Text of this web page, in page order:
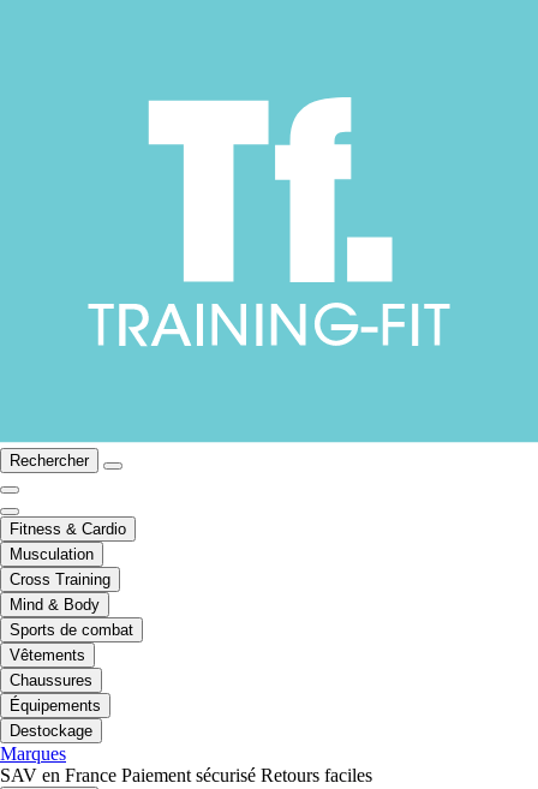
Rechercher
Fitness & Cardio
Musculation
Cross Training
Mind & Body
Sports de combat
Vêtements
Chaussures
Équipements
Destockage
Marques
SAV en France Paiement sécurisé Retours faciles